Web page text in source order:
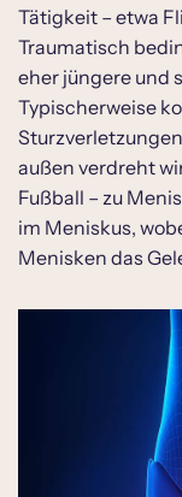
Tätigkeit – etwa
Traumatisch
eher jüngere und
Typischerweise
außen verdreht
Fußball – zu
im Meniskus,
Menisken das